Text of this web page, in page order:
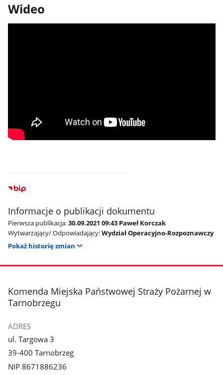
Wideo
Informacje o publikacji dokumentu
Pierwsza publikacja:30.09.2021 09:43 Paweł Korczak
Wytwarzający/ Odpowiadający:Wydział Operacyjno-Rozpoznawczy
Pokaż historię zmian
stopka
Komenda Miejska Państwowej Straży Pożarnej w
Tarnobrzegu
ADRES
ul. Targowa 3
39-400 Tarnobrzeg
NIP 8671886236